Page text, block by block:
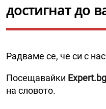
достигнат до
Радваме се, че си с
Посещавайки Expert.bg
на словото.